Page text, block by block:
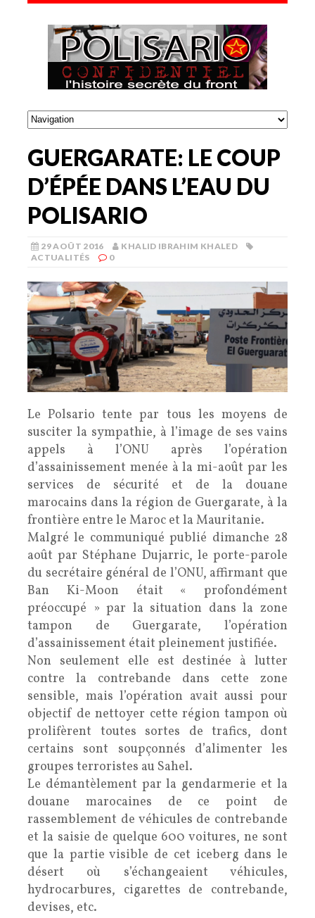
GUERGARATE: LE COUP
D’ÉPÉE DANS L’EAU DU
POLISARIO
29 AOÛT 2016
KHALID IBRAHIM KHALED
ACTUALITÉS
0
Le Polsario tente par tous les moyens de
susciter la sympathie, à l’image de ses vains
appels à l’ONU après l’opération
d’assainissement menée à la mi-août par les
services de sécurité et de la douane
marocains dans la région de Guergarate, à la
frontière entre le Maroc et la Mauritanie.
Malgré le communiqué publié dimanche 28
août par Stéphane Dujarric, le porte-parole
du secrétaire général de l’ONU, affirmant que
Ban Ki-Moon était « profondément
préoccupé » par la situation dans la zone
tampon de Guergarate, l’opération
d’assainissement était pleinement justifiée.
Non seulement elle est destinée à lutter
contre la contrebande dans cette zone
sensible, mais l’opération avait aussi pour
objectif de nettoyer cette région tampon où
prolifèrent toutes sortes de trafics, dont
certains sont soupçonnés d’alimenter les
groupes terroristes au Sahel.
Le démantèlement par la gendarmerie et la
douane marocaines de ce point de
rassemblement de véhicules de contrebande
et la saisie de quelque 600 voitures, ne sont
que la partie visible de cet iceberg dans le
désert où s’échangeaient véhicules,
hydrocarbures, cigarettes de contrebande,
devises, etc.